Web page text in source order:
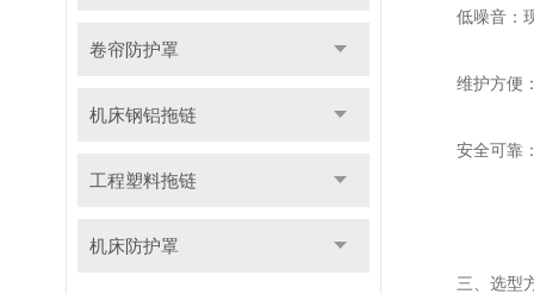
卷帘防护罩
机床钢铝拖链
工程塑料拖链
机床防护罩
低噪音：现
维护方便：
安全可靠：
三、选型